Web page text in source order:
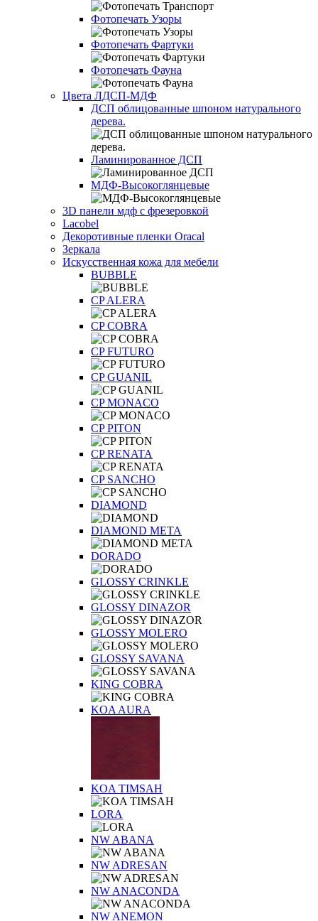
Фотопечать Узоры
Фотопечать Фартуки
Фотопечать Фауна
Цвета ЛДСП-МДФ
ДСП облицованные шпоном натурального
дерева.
Ламинированное ДСП
МДФ-Высокоглянцевые
3D панели мдф с фрезеровкой
Lacobel
Декоротивные пленки Oracal
Зеркала
Искусственная кожа для мебели
BUBBLE
CP ALERA
CP COBRA
CP FUTURO
CP GUANIL
CP MONACO
CP PITON
CP RENATA
CP SANCHO
DIAMOND
DIAMOND META
DORADO
GLOSSY CRINKLE
GLOSSY DINAZOR
GLOSSY MOLERO
GLOSSY SAVANA
KING COBRA
KOA AURA
KOA TIMSAH
LORA
NW ABANA
NW ADRESAN
NW ANACONDA
NW ANEMON